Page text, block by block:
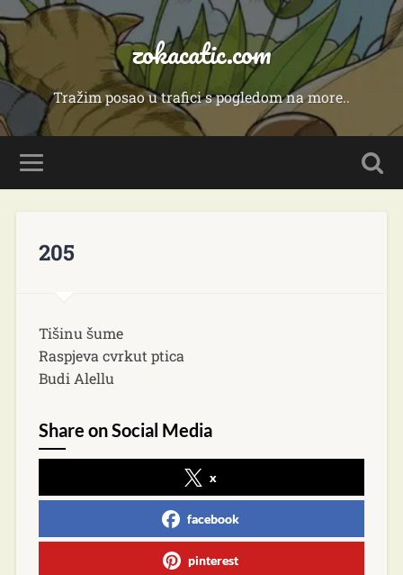
zokacatic.com
Tražim posao u trafici s pogledom na more..
205
Tišinu šume
Raspjeva cvrkut ptica
Budi Alellu
Share on Social Media
x
facebook
pinterest